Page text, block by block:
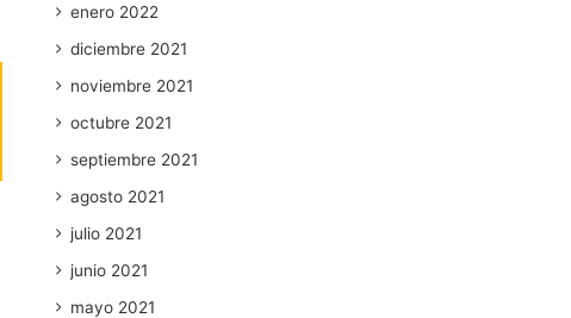
enero 2022
diciembre 2021
noviembre 2021
octubre 2021
septiembre 2021
agosto 2021
julio 2021
junio 2021
mayo 2021